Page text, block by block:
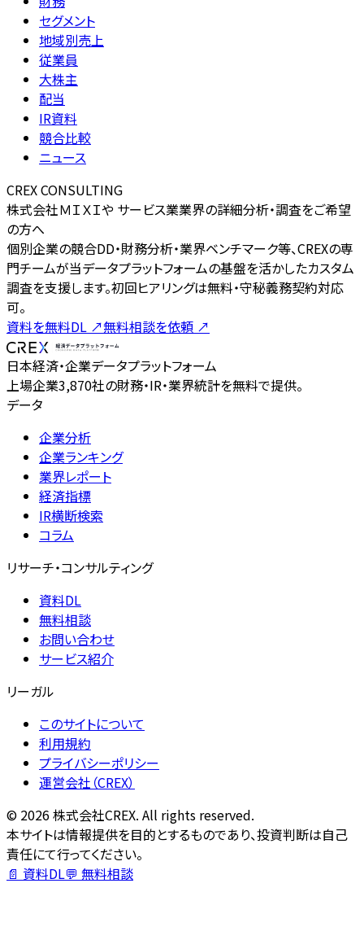
セグメント
地域別売上
従業員
大株主
配当
IR資料
競合比較
ニュース
CREX CONSULTING
株式会社ＭＩＸＩや サービス業業界の詳細分析・調査をご希望
の方へ
個別企業の競合DD・財務分析・業界ベンチマーク等、CREXの専
門チームが当データプラットフォームの基盤を活かしたカスタム
調査を支援します。初回ヒアリングは無料・守秘義務契約対応
可。
資料を無料DL ↗無料相談を依頼 ↗
日本経済・企業データプラットフォーム
上場企業3,870社の財務・IR・業界統計を無料で提供。
データ
企業分析
企業ランキング
業界レポート
経済指標
IR横断検索
コラム
リサーチ・コンサルティング
資料DL
無料相談
お問い合わせ
サービス紹介
リーガル
このサイトについて
利用規約
プライバシーポリシー
運営会社（CREX）
© 2026株式会社CREX. All rights reserved.
本サイトは情報提供を目的とするものであり、投資判断は自己
責任にて行ってください。
📄 資料DL💬 無料相談